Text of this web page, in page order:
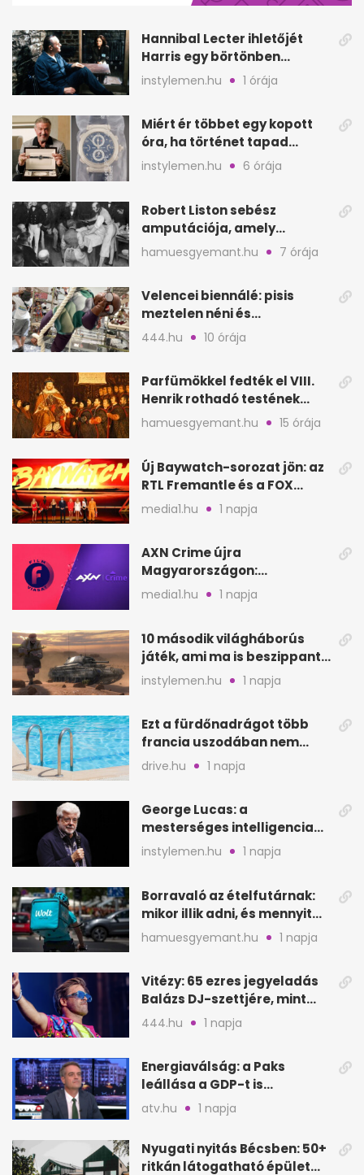
Hannibal Lecter ihletőjét
Harris egy börtönben
ismerte meg
instylemen.hu 1 órája
Miért ér többet egy kopott
óra, ha történet tapad
hozzá?
instylemen.hu 6 órája
Robert Liston sebész
amputációja, amely
állítólag három életet
követelt
hamuesgyemant.hu 7 órája
Velencei biennálé: pisis
meztelen néni és
kölcsönbabák, sirályok közt
444.hu 10 órája
Parfümökkel fedték el VIII.
Henrik rothadó testének
szagát
hamuesgyemant.hu 15 órája
Új Baywatch-sorozat jön: az
RTL Fremantle és a FOX
készíti
media1.hu 1 napja
AXN Crime újra
Magyarországon:
szeptembertől a Viasat Film
media1.hu 1 napja
10 második világháborús
játék, ami ma is beszippant
a képernyő elé
instylemen.hu 1 napja
Ezt a fürdőnadrágot több
francia uszodában nem
fogadják el
drive.hu 1 napja
George Lucas: a
mesterséges intelligencia
lehet Hollywood következő
lépése
instylemen.hu 1 napja
Borravaló az ételfutárnak:
mikor illik adni, és mennyit
rendeléskor?
hamuesgyemant.hu 1 napja
Vitézy: 65 ezres jegyeladás
Balázs DJ-szettjére, mint
metró nélküli Puskás-meccs
444.hu 1 napja
Energiaválság: a Paks
leállása a GDP-t is
megütheti, int az
Oeconomus
atv.hu 1 napja
Nyugati nyitás Bécsben: 50+
ritkán látogatható épület